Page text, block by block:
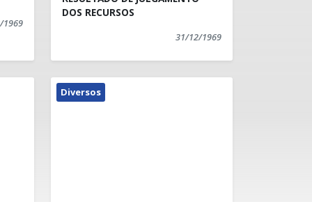
1969
DOS RECURSOS
31/12/1969
Diversos